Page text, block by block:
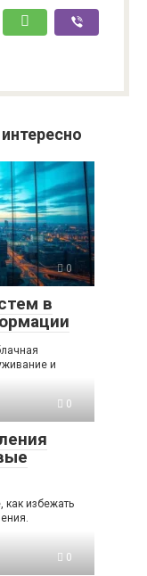
0
в
и
0
как избежать
0